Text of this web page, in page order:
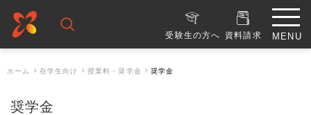
受験生の方へ 資料請求
ホーム 在学生向け 授業料・奨学金 奨学金
奨学金